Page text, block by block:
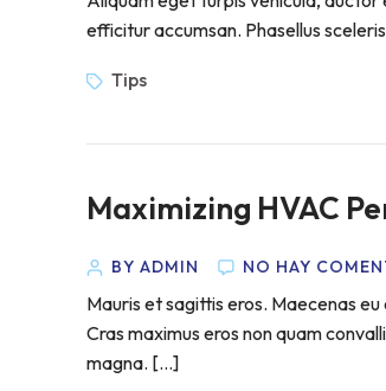
efficitur accumsan. Phasellus
Tips
Maximizing HVAC
BY ADMIN NO HAY
Mauris et sagittis eros. Maecenas
Cras maximus eros non quam
magna. […]